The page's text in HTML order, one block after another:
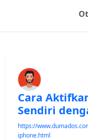
Cara
Sendiri
https://
iphone.html